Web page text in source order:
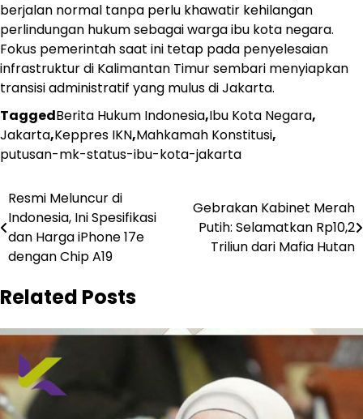
berjalan normal tanpa perlu khawatir kehilangan
perlindungan hukum sebagai warga ibu kota negara.
Fokus pemerintah saat ini tetap pada penyelesaian
infrastruktur di Kalimantan Timur sembari menyiapkan
transisi administratif yang mulus di Jakarta.
TaggedBerita Hukum Indonesia,Ibu Kota Negara,
Jakarta,Keppres IKN,Mahkamah Konstitusi,
putusan-mk-status-ibu-kota-jakarta
Navigasi
pos
Resmi Meluncur di
Indonesia, Ini Spesifikasi
dan Harga iPhone 17e
dengan Chip A19
Gebrakan Kabinet Merah
Putih: Selamatkan Rp10,2
Triliun dari Mafia Hutan
Related Posts